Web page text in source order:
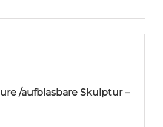
/aufblasbare Skulptur –